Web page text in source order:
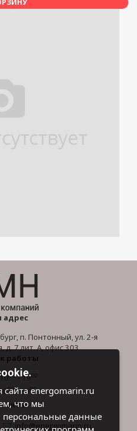
адрес
п. Понтонный, ул. 2-я
д. 7 лит. А, офис 303
работы
00- 1900
00- 1600
info@energomarin.ru
energomarin.ru
что мы
данные